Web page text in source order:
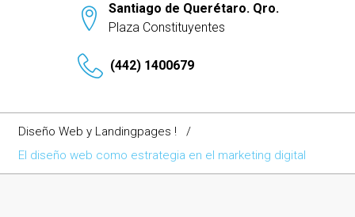
Santiago de Querétaro. Qro.
Plaza Constituyentes
(442) 1400679
Diseño Web y Landingpages !
/
El diseño web como estrategia en el marketing digital